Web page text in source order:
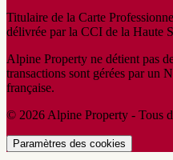
Titulaire de la Carte
délivrée par la CCI de la Haute
Alpine Property ne détient pas
transactions sont gérées par un
française.
© 2026 Alpine Property - Tous
Paramètres des cookies